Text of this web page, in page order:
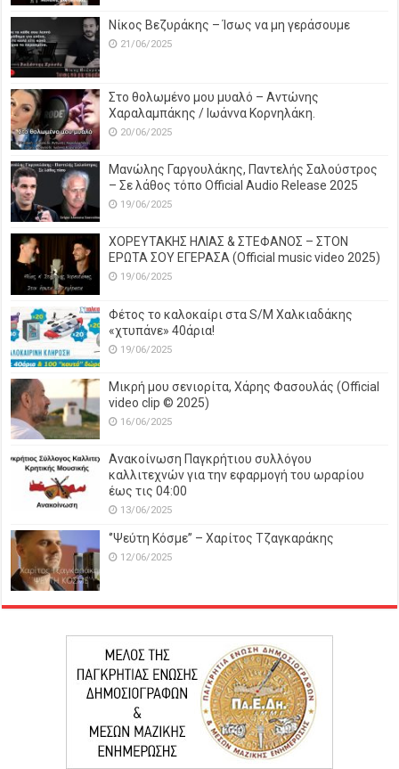
Νίκος Βεζυράκης – Ίσως να μη γεράσουμε
21/06/2025
Στο θολωμένο μου μυαλό – Αντώνης
Χαραλαμπάκης / Ιωάννα Κορνηλάκη.
20/06/2025
Μανώλης Γαργουλάκης, Παντελής Σαλούστρος
– Σε λάθος τόπο Official Audio Release 2025
19/06/2025
ΧΟΡΕΥΤΑΚΗΣ ΗΛΙΑΣ & ΣΤΕΦΑΝΟΣ – ΣΤΟΝ
ΕΡΩΤΑ ΣΟΥ ΕΓΕΡΑΣΑ (Official music video 2025)
19/06/2025
Φέτος το καλοκαίρι στα S/M Χαλκιαδάκης
«χτυπάνε» 40άρια!
19/06/2025
Μικρή μου σενιορίτα, Χάρης Φασουλάς (Official
video clip © 2025)
16/06/2025
Ανακοίνωση Παγκρήτιου συλλόγου
καλλιτεχνών για την εφαρμογή του ωραρίου
έως τις 04:00
13/06/2025
‘’Ψεύτη Κόσμε’’ – Χαρίτος Τζαγκαράκης
12/06/2025